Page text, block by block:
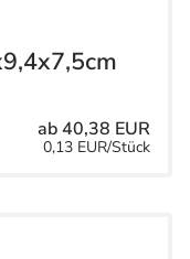
ab 40,38 EUR
0,13 EUR/Stück